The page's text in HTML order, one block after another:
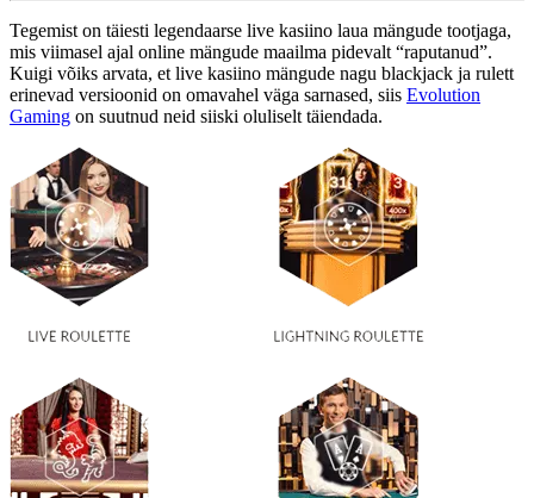
Tegemist on täiesti legendaarse live kasiino laua mängude tootjaga,
mis viimasel ajal online mängude maailma pidevalt “raputanud”.
Kuigi võiks arvata, et live kasiino mängude nagu blackjack ja rulett
erinevad versioonid on omavahel väga sarnased, siis Evolution
Gaming on suutnud neid siiski oluliselt täiendada.